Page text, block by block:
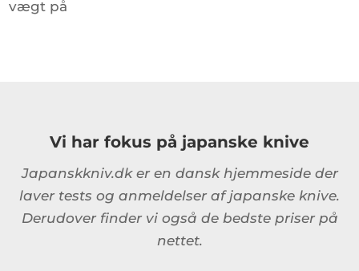
vægt på
Vi har fokus på japanske knive
Japanskkniv.dk er en dansk hjemmeside der
laver tests og anmeldelser af japanske knive.
Derudover finder vi også de bedste priser på
nettet.